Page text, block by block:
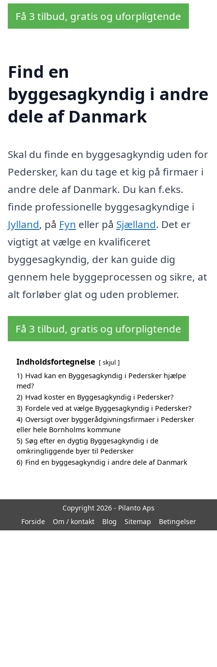
Få 3 tilbud, gratis og uforpligtende
Find en
byggesagkyndig i andre
dele af Danmark
Skal du finde en byggesagkyndig uden for
Pedersker, kan du tage et kig på firmaer i
andre dele af Danmark. Du kan f.eks.
finde professionelle byggesagkyndige i
Jylland, på Fyn eller på Sjælland. Det er
vigtigt at vælge en kvalificeret
byggesagkyndig, der kan guide dig
gennem hele byggeprocessen og sikre, at
alt forløber glat og uden problemer.
Få 3 tilbud, gratis og uforpligtende
Indholdsfortegnelse skjul
1) Hvad kan en Byggesagkyndig i Pedersker hjælpe
med?
2) Hvad koster en Byggesagkyndig i Pedersker?
3) Fordele ved at vælge Byggesagkyndig i Pedersker?
4) Oversigt over byggerådgivningsfirmaer i Pedersker
eller hele Bornholms kommune
5) Søg efter en dygtig Byggesagkyndig i de
omkringliggende byer til Pedersker
6) Find en byggesagkyndig i andre dele af Danmark
Copyright 2026 - Pilanto Aps
Forside
Om / kontakt Blog Sitemap Betingelser